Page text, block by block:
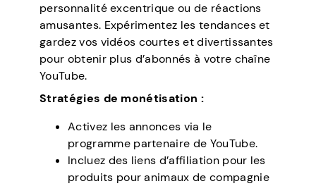
personnalité excentrique ou de réactions
amusantes. Expérimentez les tendances et
gardez vos vidéos courtes et divertissantes
pour obtenir plus d’abonnés à votre chaîne
YouTube.
Stratégies de monétisation :
Activez les annonces via le
programme partenaire de YouTube.
Incluez des liens d’affiliation pour les
produits pour animaux de compagnie